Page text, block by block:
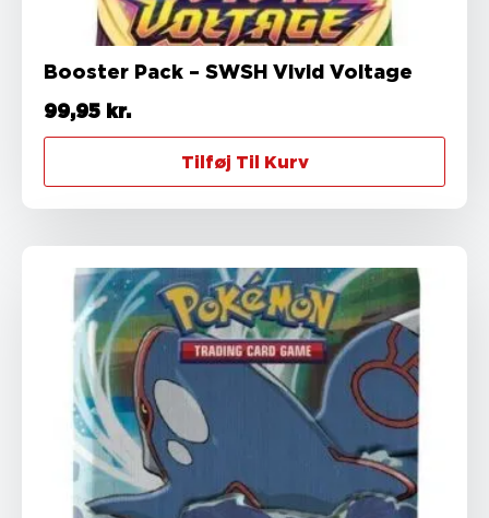
Booster Pack – SWSH Vivid Voltage
99,95 kr.
Tilføj Til Kurv